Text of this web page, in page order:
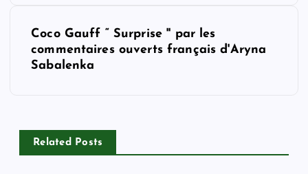
v
Coco Gauff “ Surprise '' par les
commentaires ouverts français d'Aryna
Sabalenka
Related Posts